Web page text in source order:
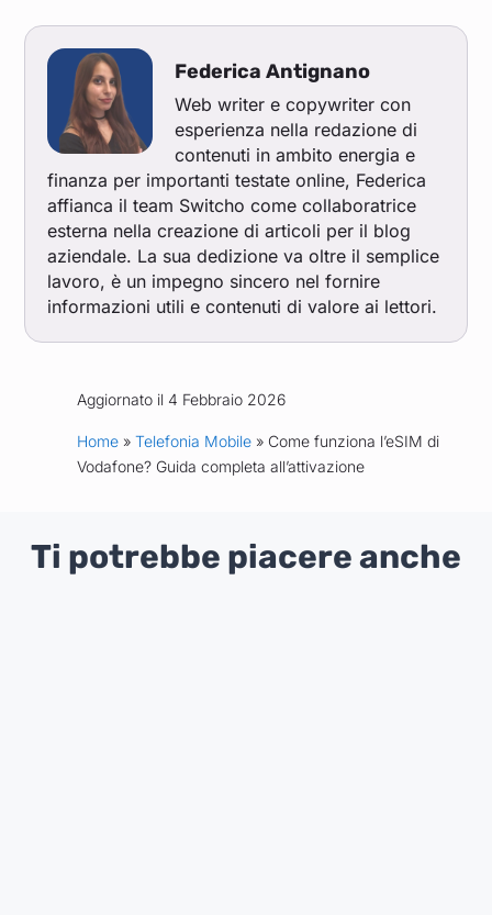
Federica Antignano
Web writer e copywriter con
esperienza nella redazione di
contenuti in ambito energia e
finanza per importanti testate online, Federica
affianca il team Switcho come collaboratrice
esterna nella creazione di articoli per il blog
aziendale. La sua dedizione va oltre il semplice
lavoro, è un impegno sincero nel fornire
informazioni utili e contenuti di valore ai lettori.
Aggiornato il 4 Febbraio 2026
Home» Telefonia Mobile» Come funziona l’eSIM di
Vodafone? Guida completa all’attivazione
Ti potrebbe piacere anche